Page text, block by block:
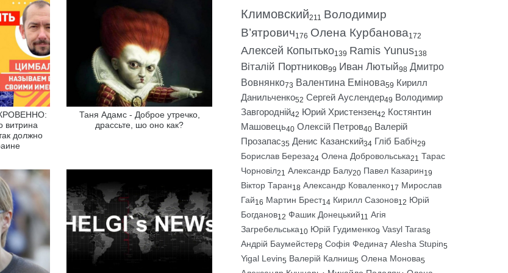
витрина
должно
Таня Адамс - Доброе утречко,
драссьте, шо оно как?
Климовский211 Володимир
В’ятрович176 Олена Курбанова172
Алексей Копытько139 Ramis Yunus138
Віталій Портников99 Иван Лютый98 Дмитро
Вовнянко73 Валентина Емінова59 Кирилл
Данильченко52 Сергей Ауслендер49 Володимир
Завгородній42 Юрий Христензен42 Костянтин
Машовець40 Олексій Петров40 Валерій
Прозапас35 Денис Казанский34 Гліб Бабіч29
Борислав Береза24 Олена Добровольська21 Тарас
Чорновіл21 Александр Балу20 Павел Казарин19
Віктор Таран18 Александр Коваленко17 Мирослав
Гай16 Мартин Брест14 Кирилл Сазонов12 Юрій
Богданов12 Фашик Донецький11 Агія
Загребельська10 Юрій Гудименко9 Vasyl Taras8
Андрій Баумейстер8 Софія Федина7 Alesha Stupin5
Yigal Levin5 Валерій Калниш5 Олена Монова5